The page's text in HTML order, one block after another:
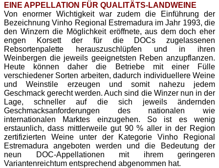
EINE APPELLATION FÜR QUALITÄTS-LANDWEINE
Von enormer Wichtigkeit war zudem die Einführung der
Bezeichnung Vinho Regional Estremadura im Jahr 1993, die
den Winzern die Möglichkeit eröffnete, aus dem doch eher
engen Korsett der für die DOCs zugelassenen
Rebsortenpalette herauszuschlüpfen und in ihren
Weinbergen die jeweils geeignetsten Reben anzupflanzen.
Heute können daher die Betriebe mit einer Fülle
verschiedener Sorten arbeiten, dadurch individuellere Weine
und Weinstile erzeugen und somit nahezu jedem
Geschmack gerecht werden. Auch sind die Winzer nun in der
Lage, schneller auf die sich jeweils ändernden
Geschmacksanforderungen des nationalen wie
internationalen Marktes einzugehen. So ist es wenig
erstaunlich, dass mittlerweile gut 90 % aller in der Region
zertifizierten Weine unter der Kategorie Vinho Regional
Estremadura angeboten werden und die Bedeutung der
neun DOC-Appellationen mit ihrem geringeren
Variantenreichtum entsprechend abgenommen hat.